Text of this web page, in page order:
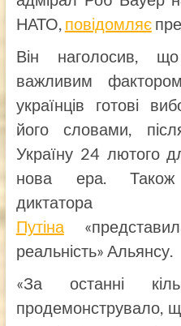
НАТО, повідомляє
Він наголосив,
важливим
українців готові
його словами,
Україну 24 лютого
нова ера. Також
Путіна
реальність» Альянсу.
«За останні
продемонструвало,